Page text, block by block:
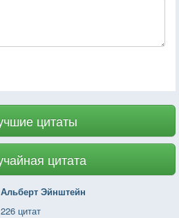
цитаты
цитата
Альберт Эйнштейн
226 цитат